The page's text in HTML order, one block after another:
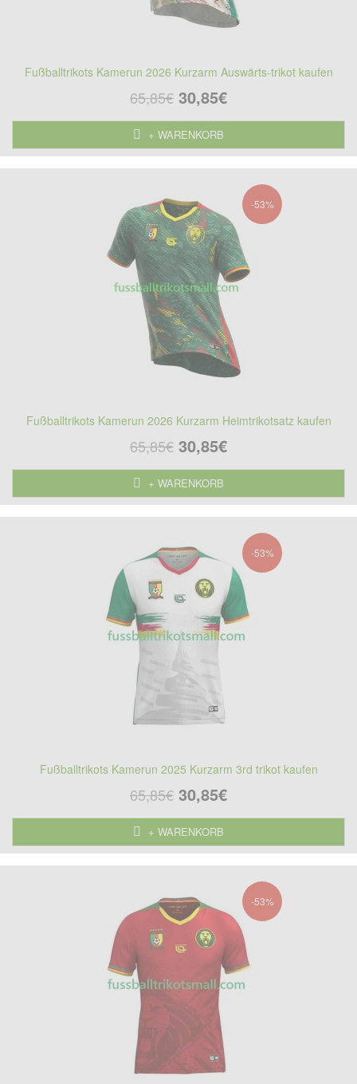
Fußballtrikots Kamerun 2026 Kurzarm Auswärts-trikot kaufen
65,85€ 30,85€
+ WARENKORB
-53%
Fußballtrikots Kamerun 2026 Kurzarm Heimtrikotsatz kaufen
65,85€ 30,85€
+ WARENKORB
-53%
Fußballtrikots Kamerun 2025 Kurzarm 3rd trikot kaufen
65,85€ 30,85€
+ WARENKORB
-53%